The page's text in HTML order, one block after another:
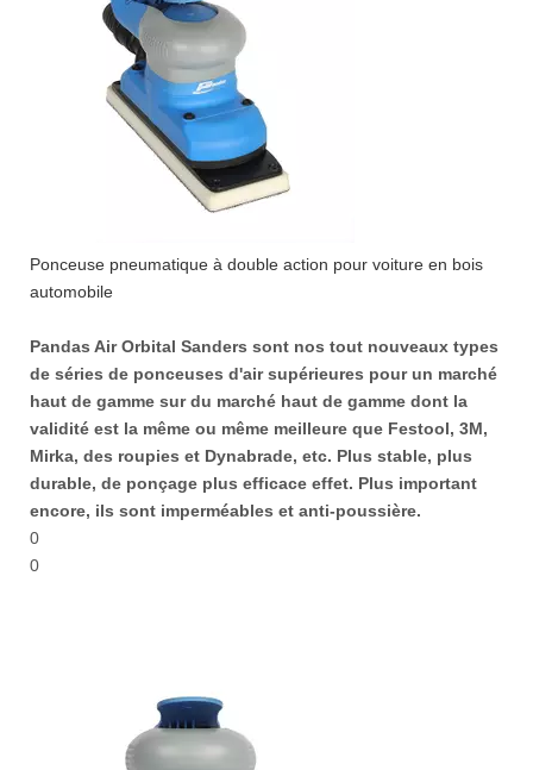
Ponceuse pneumatique à double action pour voiture en bois
automobile
Pandas Air Orbital Sanders sont nos tout nouveaux types
de séries de ponceuses d'air supérieures pour un marché
haut de gamme sur du marché haut de gamme dont la
validité est la même ou même meilleure que Festool, 3M,
Mirka, des roupies et Dynabrade, etc. Plus stable, plus
durable, de ponçage plus efficace effet. Plus important
encore, ils sont imperméables et anti-poussière.
0
0